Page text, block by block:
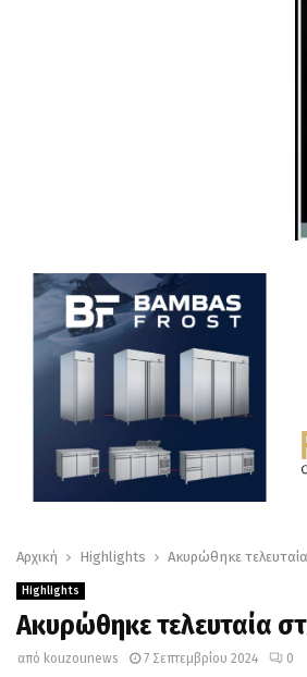
Αρχική Highlights Ακυρώθηκε
Highlights
Ακυρώθηκε τελευταία
από kouzounews 7 Σεπτεμβρίου 2024 0